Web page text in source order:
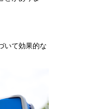
いて効果的な